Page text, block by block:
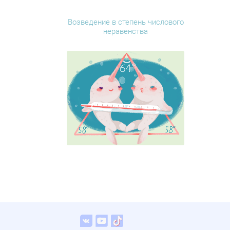
Возведение в степень числового
неравенства
Vkontakte
YoutubeTikTok